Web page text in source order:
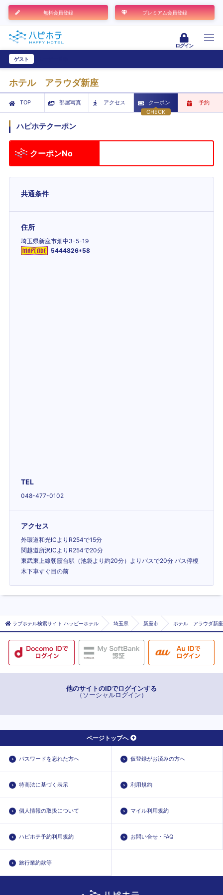
無料会員登録 プレミアム会員登録
ログイン
ゲスト
ホテル アラウダ新座
TOP 部屋写真
アクセス
CHECK
クーポン 予約
ハピホテクーポン
クーポンNo
共通条件
住所
埼玉県新座市畑中3-5-19
5444826*58
TEL
048-477-0102
アクセス
外環道和光ICよりR254で15分
関越道所沢ICよりR254で20分
東武東上線朝霞台駅（池袋より約20分）よりバスで20分 バス停榎
木下車すぐ目の前
ラブホテル検索サイト ハッピーホテル 埼玉県 新座市 ホテル アラウダ新
他のサイトのIDでログインする
（ソーシャルログイン）
ページトップへ
パスワードを忘れた方へ 仮登録がお済みの方へ
特商法に基づく表示 利用規約
個人情報の取扱について マイル利用規約
ハピホテ予約利用規約 お問い合せ・FAQ
旅行業約款等